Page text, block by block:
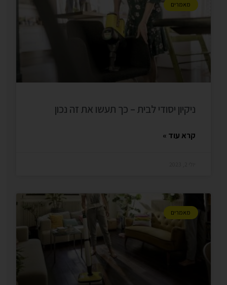
מאמרים
ניקיון יסודי לבית – כך תעשו את זה נכון
קרא עוד »
מאמרים